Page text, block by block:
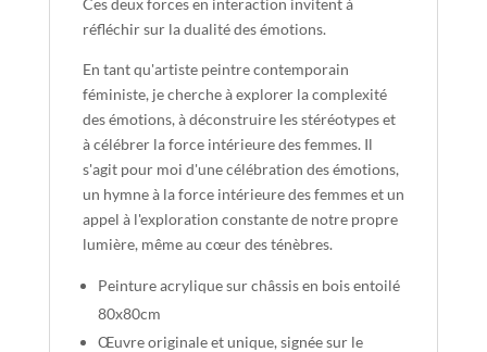
réfléchir sur la dualité des émotions.
En tant qu'artiste peintre contemporain
féministe, je cherche à explorer la complexité
des émotions, à déconstruire les stéréotypes et
à célébrer la force intérieure des femmes. Il
s'agit pour moi d'une célébration des émotions,
un hymne à la force intérieure des femmes et un
appel à l'exploration constante de notre propre
lumière, même au cœur des ténèbres.
Peinture acrylique sur châssis en bois entoilé
80x80cm
Œuvre originale et unique, signée sur le